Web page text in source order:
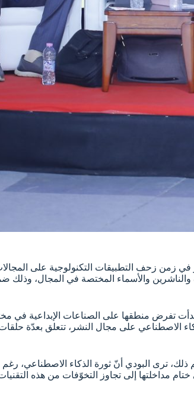
زمن زحف التطبيقات التكنولوجية على
والأسماء المختصة في المجال، وذلك
تفرض منطقها على الصناعات الإبداعية في
الاصطناعي على مجال النشر، تتعلق بعدّة
ترى البودي أنّ ثورة الذكاء الاصطناعي، رغم
مداخلتها إلى تجاوز التخوّفات من هذه التقنيات